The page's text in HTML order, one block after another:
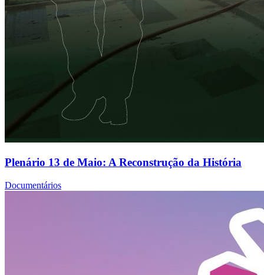
Plenário 13 de Maio: A Reconstrução da História
Documentários